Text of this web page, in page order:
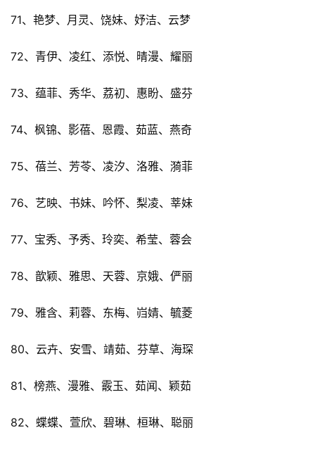
71、艳梦、月灵、饶妹、妤洁、云梦
72、青伊、凌红、添悦、晴漫、耀丽
73、蕴菲、秀华、荔初、惠盼、盛芬
74、枫锦、影蓓、恩霞、茹蓝、燕奇
75、蓓兰、芳苓、凌汐、洛雅、漪菲
76、艺映、书妹、吟怀、梨凌、莘妹
77、宝秀、予秀、玲奕、希莹、蓉会
78、歆颖、雅思、天蓉、京娥、俨丽
79、雅含、莉蓉、东梅、岿婧、毓菱
80、云卉、安雪、靖茹、芬草、海琛
81、榜燕、漫雅、霰玉、茹闻、颖茹
82、蝶蝶、萱欣、碧琳、桓琳、聪丽